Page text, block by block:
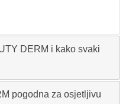
DERM i kako svaki
pogodna za osjetljivu